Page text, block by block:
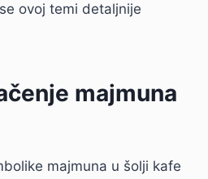
ovoj temi detaljnije
majmuna
majmuna u šolji kafe